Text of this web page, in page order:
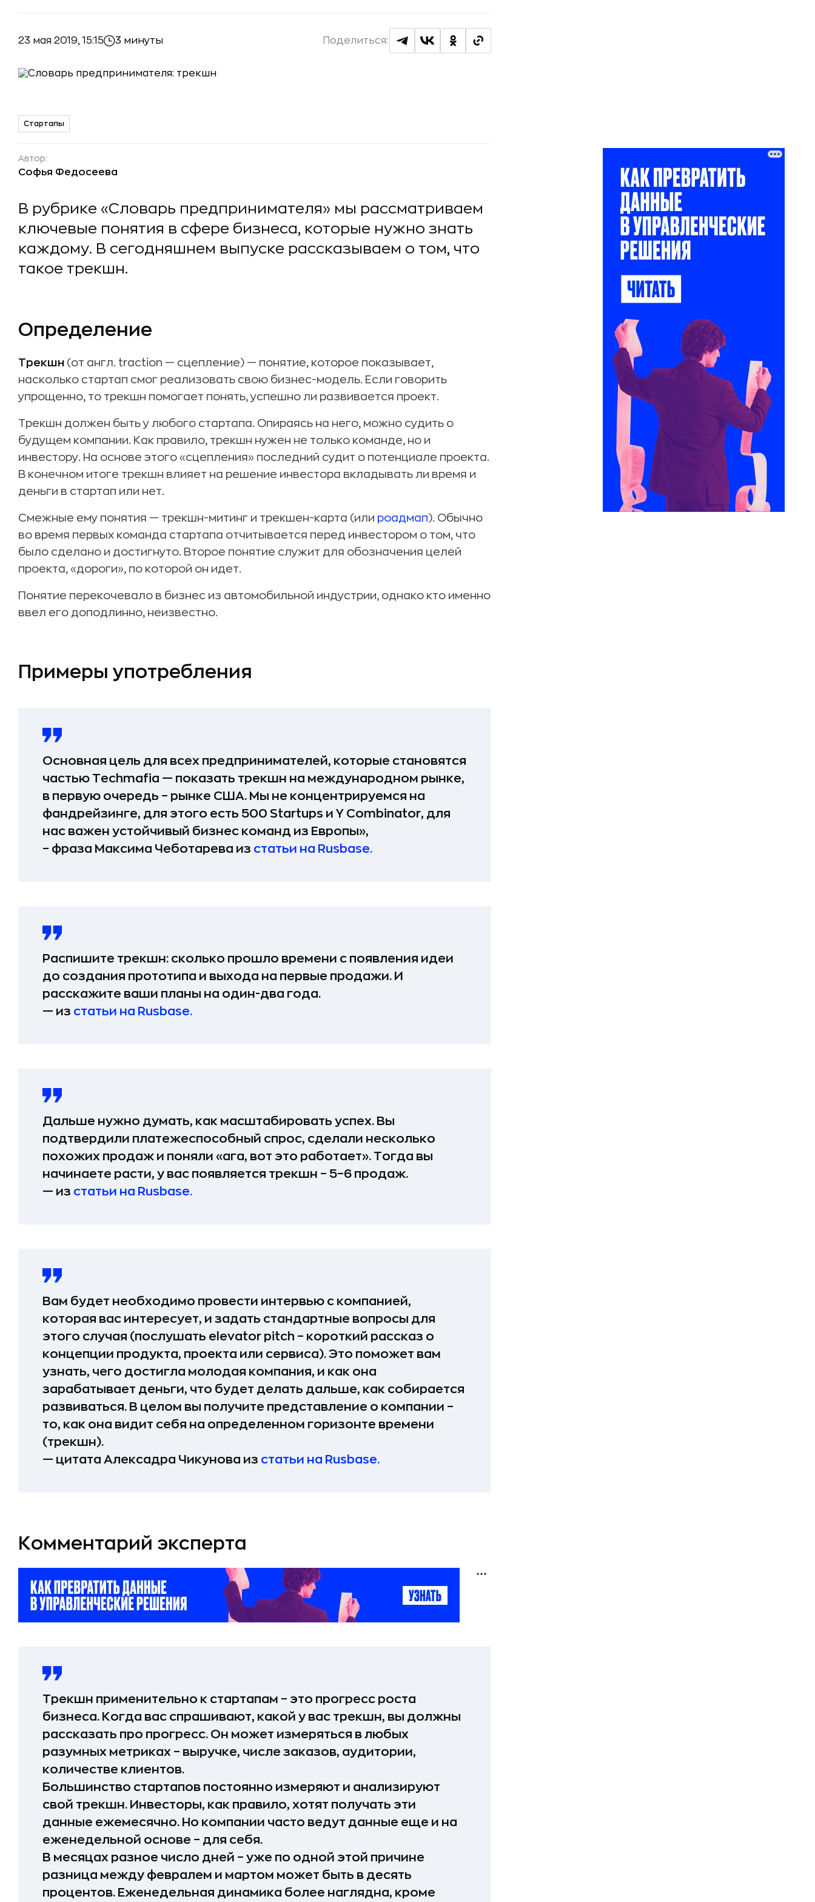
23 мая 2019, 15:15 3 минуты Поделиться:
Стартапы
Автор:
Софья Федосеева
В рубрике «Словарь предпринимателя» мы рассматриваем
ключевые понятия в сфере бизнеса, которые нужно знать
каждому. В сегодняшнем выпуске рассказываем о том, что
такое трекшн.
Определение
Трекшн (от англ. traction — сцепление) — понятие, которое показывает,
насколько стартап смог реализовать свою бизнес-модель. Если говорить
упрощенно, то трекшн помогает понять, успешно ли развивается проект.
Трекшн должен быть у любого стартапа. Опираясь на него, можно судить о
будущем компании. Как правило, трекшн нужен не только команде, но и
инвестору. На основе этого «сцепления» последний судит о потенциале проекта.
В конечном итоге трекшн влияет на решение инвестора вкладывать ли время и
деньги в стартап или нет.
Смежные ему понятия — трекшн-митинг и трекшен-карта (или роадмап). Обычно
во время первых команда стартапа отчитывается перед инвестором о том, что
было сделано и достигнуто. Второе понятие служит для обозначения целей
проекта, «дороги», по которой он идет.
Понятие перекочевало в бизнес из автомобильной индустрии, однако кто именно
ввел его доподлинно, неизвестно.
Примеры употребления
Основная цель для всех предпринимателей, которые становятся
частью Techmafia — показать трекшн на международном рынке,
в первую очередь – рынке США. Мы не концентрируемся на
фандрейзинге, для этого есть 500 Startups и Y Combinator, для
нас важен устойчивый бизнес команд из Европы»,
– фраза Максима Чеботарева из статьи на Rusbase.
Распишите трекшн: сколько прошло времени с появления идеи
до создания прототипа и выхода на первые продажи. И
расскажите ваши планы на один-два года.
— из статьи на Rusbase.
Дальше нужно думать, как масштабировать успех. Вы
подтвердили платежеспособный спрос, сделали несколько
похожих продаж и поняли «ага, вот это работает». Тогда вы
начинаете расти, у вас появляется трекшн – 5–6 продаж.
— из статьи на Rusbase.
Вам будет необходимо провести интервью с компанией,
которая вас интересует, и задать стандартные вопросы для
этого случая (послушать elevator pitch – короткий рассказ о
концепции продукта, проекта или сервиса). Это поможет вам
узнать, чего достигла молодая компания, и как она
зарабатывает деньги, что будет делать дальше, как собирается
развиваться. В целом вы получите представление о компании –
то, как она видит себя на определенном горизонте времени
(трекшн).
— цитата Алексадра Чикунова из статьи на Rusbase.
Комментарий эксперта
Трекшн применительно к стартапам – это прогресс роста
бизнеса. Когда вас спрашивают, какой у вас трекшн, вы должны
рассказать про прогресс. Он может измеряться в любых
разумных метриках – выручке, числе заказов, аудитории,
количестве клиентов.
Большинство стартапов постоянно измеряют и анализируют
свой трекшн. Инвесторы, как правило, хотят получать эти
данные ежемесячно. Но компании часто ведут данные еще и на
еженедельной основе – для себя.
В месяцах разное число дней – уже по одной этой причине
разница между февралем и мартом может быть в десять
процентов. Еженедельная динамика более наглядна, кроме